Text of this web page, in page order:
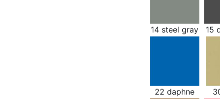
14 steel gray 15
22 daphne